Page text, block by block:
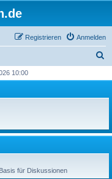
Anmelden
Registrieren
h
10:00
für Diskussionen